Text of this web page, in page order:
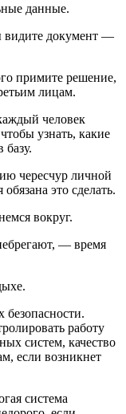
данные.
видите документ —
примите решение,
лицам.
человек
узнать, какие
чересчур личной
это сделать.
вокруг.
— время
безопасности.
работу
систем, качество
если возникнет
система